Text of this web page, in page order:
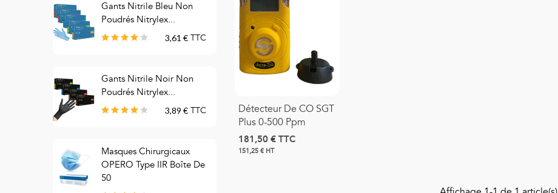
Gants Nitrile Bleu Non
Poudrés Nitrylex...
3,61 € TTC
Gants Nitrile Noir Non
Poudrés Nitrylex...
3,89 € TTC
Masques Chirurgicaux
OPERO Type IIR Boîte De
50
Sonde D'aspiration Stérile
Masque Moyenne
1,39 €
Masque Haute
Détecteur De CO SGT
Plus 0-500 Ppm
181,50 €TTC
151,25 € HT